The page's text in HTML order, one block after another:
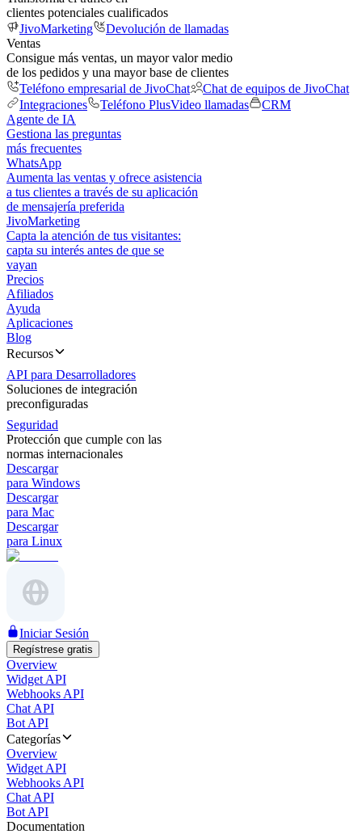
clientes potenciales cualificados
JivoMarketing
Devolución de llamadas
Ventas
Consigue más ventas, un mayor valor medio
de los pedidos y una mayor base de clientes
Teléfono empresarial de JivoChat
Chat de equipos de JivoChat
Integraciones
Teléfono PlusVideo llamadas
CRM
Agente de IA
Gestiona las preguntas
más frecuentes
WhatsApp
Aumenta las ventas y ofrece asistencia
a tus clientes a través de su aplicación
de mensajería preferida
JivoMarketing
Capta la atención de tus visitantes:
capta su interés antes de que se
vayan
Precios
Afiliados
Ayuda
Aplicaciones
Blog
Recursos
API para Desarrolladores
Soluciones de integración
preconfiguradas
Seguridad
Protección que cumple con las
normas internacionales
Descargar
para Windows
Descargar
para Mac
Descargar
para Linux
Iniciar Sesión
Regístrese gratis
Overview
Widget API
Webhooks API
Chat API
Bot API
Categorías
Overview
Widget API
Webhooks API
Chat API
Bot API
Documentation